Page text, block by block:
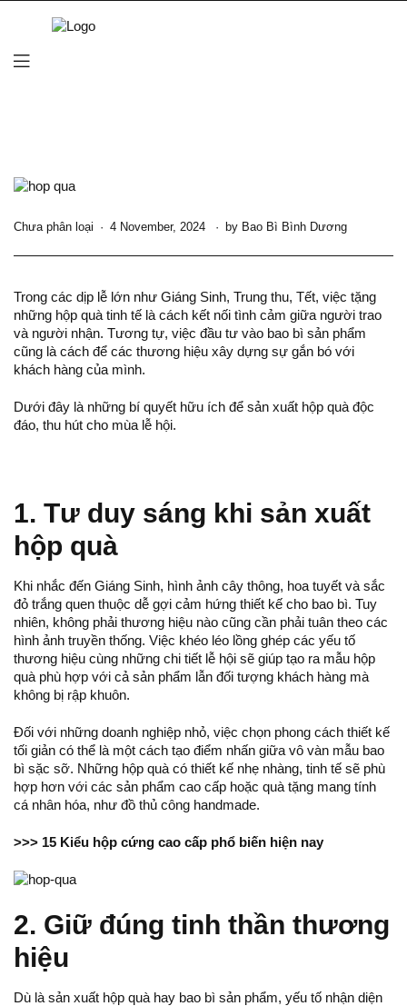
Chưa phân loại 4 November, 2024 by Bao Bì Bình Dương
Trong các dịp lễ lớn như Giáng Sinh, Trung thu, Tết, việc tặng
những hộp quà tinh tế là cách kết nối tình cảm giữa người trao
và người nhận. Tương tự, việc đầu tư vào bao bì sản phẩm
cũng là cách để các thương hiệu xây dựng sự gắn bó với
khách hàng của mình.
Dưới đây là những bí quyết hữu ích để sản xuất hộp quà độc
đáo, thu hút cho mùa lễ hội.
1. Tư duy sáng khi sản xuất
hộp quà
Khi nhắc đến Giáng Sinh, hình ảnh cây thông, hoa tuyết và sắc
đỏ trắng quen thuộc dễ gợi cảm hứng thiết kế cho bao bì. Tuy
nhiên, không phải thương hiệu nào cũng cần phải tuân theo các
hình ảnh truyền thống. Việc khéo léo lồng ghép các yếu tố
thương hiệu cùng những chi tiết lễ hội sẽ giúp tạo ra mẫu hộp
quà phù hợp với cả sản phẩm lẫn đối tượng khách hàng mà
không bị rập khuôn.
Đối với những doanh nghiệp nhỏ, việc chọn phong cách thiết kế
tối giản có thể là một cách tạo điểm nhấn giữa vô vàn mẫu bao
bì sặc sỡ. Những hộp quà có thiết kế nhẹ nhàng, tinh tế sẽ phù
hợp hơn với các sản phẩm cao cấp hoặc quà tặng mang tính
cá nhân hóa, như đồ thủ công handmade.
>>> 15 Kiểu hộp cứng cao cấp phổ biến hiện nay
2. Giữ đúng tinh thần thương
hiệu
Dù là sản xuất hộp quà hay bao bì sản phẩm, yếu tố nhận diện